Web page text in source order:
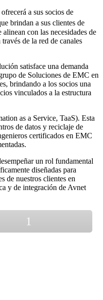
a sus socios de
brindan a sus clientes de
con las necesidades de
de la red de canales
satisface una demanda
de Soluciones de EMC en
brindando a los socios una
vinculados a la estructura
as a Service, TaaS). Esta
de datos y reciclaje de
certificados en EMC
un rol fundamental
diseñadas para
de nuestros clientes en
y de integración de Avnet